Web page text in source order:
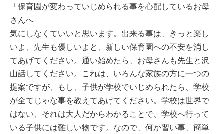
「保育園が変わっていじめられる事を心配しているお母
さんへ
気にしなくていいと思います。出来る事は、きっと楽し
いよ、先生も優しいよと、新しい保育園への不安を消し
てあげてください。通い始めたら、お母さんも先生と沢
山話してください。これは、いろんな家族の方に一つの
提案ですが、もし、子供が学校でいじめられたら、学校
が全てじゃな事を教えてあげてください。学校は世界で
はない、それは大人だからわかることで、学校へ行って
いる子供には難しい物です。なので、何か習い事、簡単